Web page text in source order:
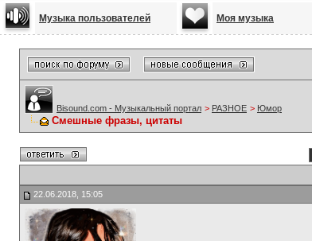
Музыка пользователей Моя музыка
Bisound.com - Музыкальный портал > РАЗНОЕ > Юмор
Смешные фразы, цитаты
22.06.2018, 15:05